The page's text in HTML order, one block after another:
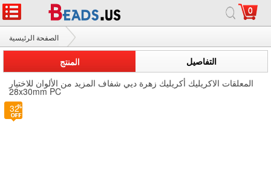
0
الصفحة الرئيسية
المنتج
التفاصيل
المعلقات الاكريليك أكريليك زهرة ديي شفاف المزيد من الألوان للاختيار
28x30mm PC